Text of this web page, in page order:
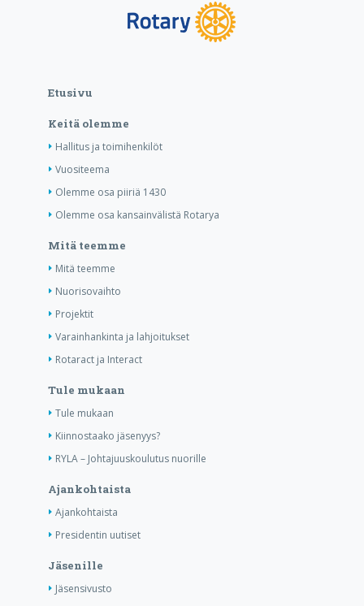
Etusivu
Keitä olemme
Hallitus ja toimihenkilöt
Vuositeema
Olemme osa piiriä 1430
Olemme osa kansainvälistä Rotarya
Mitä teemme
Mitä teemme
Nuorisovaihto
Projektit
Varainhankinta ja lahjoitukset
Rotaract ja Interact
Tule mukaan
Tule mukaan
Kiinnostaako jäsenyys?
RYLA – Johtajuuskoulutus nuorille
Ajankohtaista
Ajankohtaista
Presidentin uutiset
Jäsenille
Jäsensivusto